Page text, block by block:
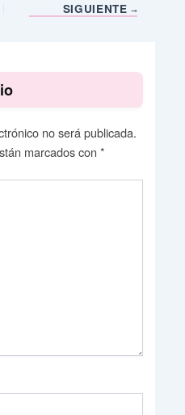
SIGUIENTE
no será publicada.
marcados con *